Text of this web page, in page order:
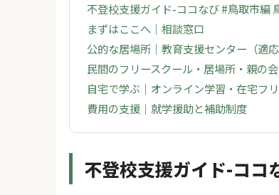
不登校支援ガイド-ココなび #鳥取市編
まずはここへ｜相談窓口
公的な居場所｜教育支援センター（適応
民間のフリースクール・居場所・親の会
自宅で学ぶ｜オンライン学習・在宅フ
費用の支援｜就学援助と補助制度
不登校支援ガイド-ココ